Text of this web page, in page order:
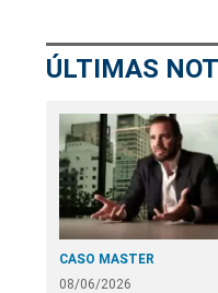
ÚLTIMAS
CASO MASTER
08/06/2026